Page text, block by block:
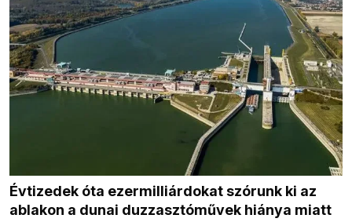
Évtizedek óta ezermilliárdokat szórunk ki az
ablakon a dunai duzzasztóművek hiánya miatt